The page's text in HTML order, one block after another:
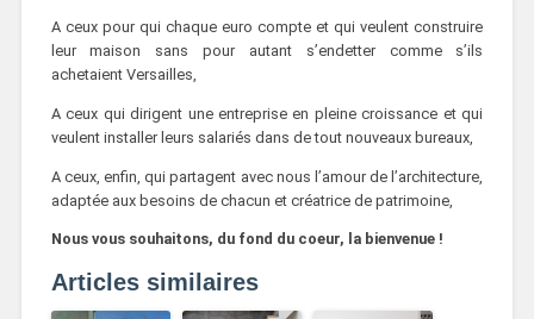
A ceux pour qui chaque euro compte et qui veulent construire
leur maison sans pour autant s’endetter comme s’ils
achetaient Versailles,
A ceux qui dirigent une entreprise en pleine croissance et qui
veulent installer leurs salariés dans de tout nouveaux bureaux,
A ceux, enfin, qui partagent avec nous l’amour de l’architecture,
adaptée aux besoins de chacun et créatrice de patrimoine,
Nous vous souhaitons, du fond du coeur, la bienvenue !
Articles similaires